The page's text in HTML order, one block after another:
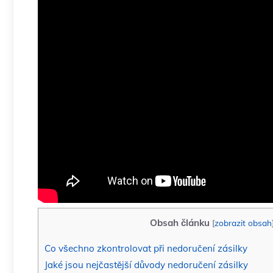
Obsah článku [zobrazit obsah
Co všechno zkontrolovat při nedoručení zásilky
Jaké jsou nejčastější důvody nedoručení zásilky